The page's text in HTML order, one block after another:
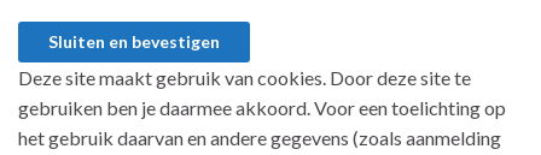
Deze site maakt gebruik van cookies. Door deze site te
gebruiken ben je daarmee akkoord. Voor een toelichting op
het gebruik daarvan en andere gegevens (zoals aanmelding